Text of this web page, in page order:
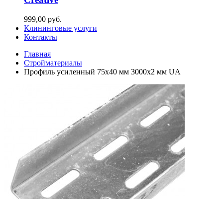
999,00 руб.
Клининговые услуги
Контакты
Главная
Стройматериалы
Профиль усиленный 75х40 мм 3000х2 мм UA